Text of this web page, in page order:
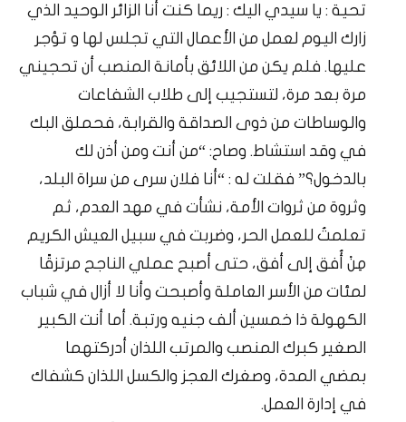
تحية : يا سيدي اليك : ريما كنت أنا الزائر الوحيد الذي
زارك اليوم لعمل من الأعمال التي تجلس لها و تؤجر
عليها. فلم يكن من اللائق بأمانة المنصب أن تحجيني
مرة بعد مرة، لتستجيب إلى طلاب الشفاعات
والوساطات من ذوى الصداقة والقرابة، فحملق البك
في وقد استشاط. وصاح: “من أنت ومن أذن لك
بالدخول؟” فقلت له : “أنا فلان سرى من سراة البلد،
وثروة من ثروات الأمة، نشأت في مهد العدم، ثم
تعلمتُ للعمل الحر، وضربت في سبيل العيش الكريم
مِنْ أُفق إلى أفق، حتى أصبح عملي الناجح مرتزقًا
لمئات من الأسر العاملة وأصبحت وأنا لا أزال في شباب
الكهولة ذا خمسين ألف جنيه ورتبة. أما أنت الكبير
الصغير كبرك المنصب والمرتب اللذان أدركتهما
بمضي المدة، وصغرك العجز والكسل اللذان كشفاك
في إدارة العمل.